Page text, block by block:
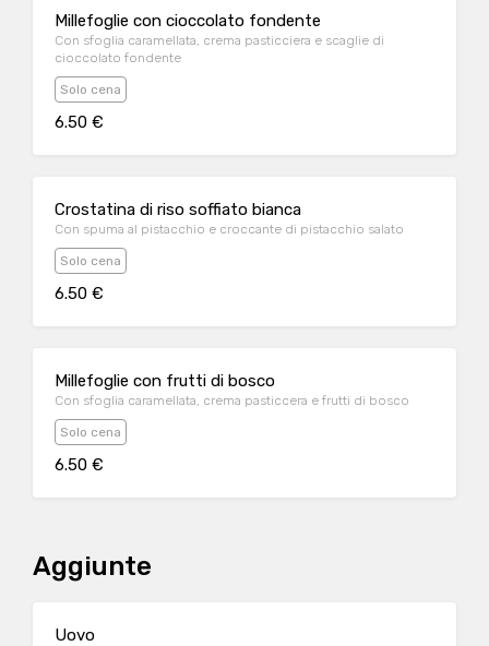
Millefoglie con cioccolato fondente
Con sfoglia caramellata, crema pasticciera e scaglie di
cioccolato fondente
Solo cena
6.50 €
Crostatina di riso soffiato bianca
Con spuma al pistacchio e croccante di pistacchio salato
Solo cena
6.50 €
Millefoglie con frutti di bosco
Con sfoglia caramellata, crema pasticcera e frutti di bosco
Solo cena
6.50 €
Aggiunte
Uovo